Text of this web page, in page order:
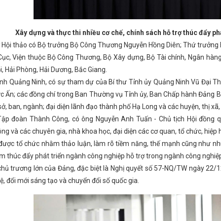
điện Vũng Áng II
sắt Việt Nam
tỉnh làm việc với CĐN Công Thương về công tác chuẩn bị đại hội
Giải pháp quản lý nhà nước về Thương mại trong điều kiện thực hiện
Hà Tĩnh có 2 dự án quan trọng quốc gia, trọng điểm ngành năng
của Việt Nam tại Hà Tĩnh
Ban Thường vụ Tỉnh ủy, Ban Chấp
đường Xô Viết Nghệ Tĩnh kéo dài về phía Đông
Sở Công
Hà Tĩnh
Bộ Công Thương Việt Nam và Bộ Công Thương
7 và 7 tháng đầu năm 2026
tác với Thành phố Huế về triển khai hoạt động Khoa học công
khởi sắc Thúc đẩy hợp tác giữa TP Hồ Chí Minh với các tỉnh Bắc
luật về cụm công nghiệp
HĐND tỉnh Hà Tĩnh nhiệm kỳ 2021-
Chính phủ; Kế hoạch số 322-KH/TU ngày 10/01/2025 của Tỉnh
điện tử và thanh toán không dùng tiền mặt
Kỳ họp thứ 34,
phát triển nhanh và bền vững giai đoạn 2026 - 2030
Quan
Sài Gòn về duy trì tuyến hàng container qua cảng Vũng Áng
lý, kiểm soát hóa chất cần kiểm soát đặc biệt và các hóa chất
Bộ trưởng Bộ Công Thương, Trưởng Đoàn đàm phán Chính phủ
Tập trung chỉ đạo, phấn đấu đạt và vượt các chỉ tiêu năm 2024
triển trí tuệ nhân tạo Hà Tĩnh có 9 sản phẩm đạt Ocop 4 sao
hiệu Quốc gia Việt Nam - Nâng tầm giá trị cốt lõi” là Chủ đề
vụ 2026 của Đảng bộ Bộ Công Thương
Gỡ khó cho doanh nghiệp trong vấn đề xuất khẩu qua thương
“Đánh thức vẻ đẹp chính mình” nhân ngày Phụ nữ Việt Nam 20/
nhân năm 2024
THÔNG BÁO TỔ CHỨC LỄ HỘI CAM VÀ CÁC
Xây dựng và thực thi nhiều cơ chế, chính sách hỗ trợ thúc đẩy
thảo có Bộ trưởng Bộ Công Thương Nguyễn Hồng Diên; Thứ
Viện thuộc Bộ Công Thương, Bộ Xây dựng, Bộ Tài chính, Ngân
Hải Phòng, Hải Dương, Bắc Giang.
Quảng Ninh, có sự tham dự của Bí thư Tỉnh ủy Quảng Ninh Vũ Đại
Ấn; các đồng chí trong Ban Thường vụ Tỉnh ủy, Ban Chấp hành Đảng
ban, ngành; đại diện lãnh đạo thành phố Hạ Long và các huyện, thị
đoàn Thành Công, có ông Nguyễn Anh Tuấn - Chủ tịch Hội
và các chuyên gia, nhà khoa học, đại diện các cơ quan, tổ chức,
tổ chức nhằm thảo luận, làm rõ tiềm năng, thế mạnh cũng như
thúc đẩy phát triển ngành công nghiệp hỗ trợ trong ngành công
trương lớn của Đảng, đặc biệt là Nghị quyết số 57-NQ/TW ngày
đổi mới sáng tạo và chuyển đổi số quốc gia.